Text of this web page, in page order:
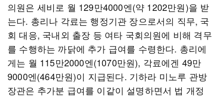
의원은 세비로 월 129만4000엔(약 1202만원)을 받
는다. 총리나 각료는 행정기관 장으로서의 직무, 국
회 대응, 국내외 출장 등 여타 국회의원에 비해 격무
를 수행하는 까닭에 추가 급여를 수령한다. 총리에
게는 월 115만2000엔(1070만원), 각료에겐 49만
9000엔(464만원)이 지급된다. 기하라 미노루 관방
장관은 추가분 급여를 이같이 설명하면서 법 개정